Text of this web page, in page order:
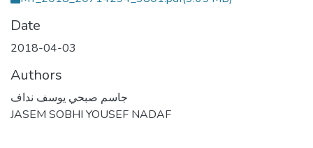
Date
2018-04-03
Authors
جاسم صبحي يوسف نداف
JASEM SOBHI YOUSEF NADAF